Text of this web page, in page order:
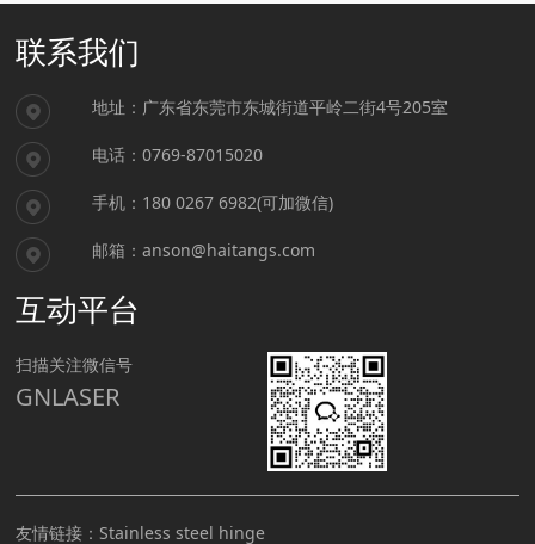
联系我们
地址：广东省东莞市东城街道平岭二街4号205室
电话：0769-87015020
手机：180 0267 6982(可加微信)
邮箱：anson@haitangs.com
互动平台
扫描关注微信号
GNLASER
友情链接： Stainless steel hinge